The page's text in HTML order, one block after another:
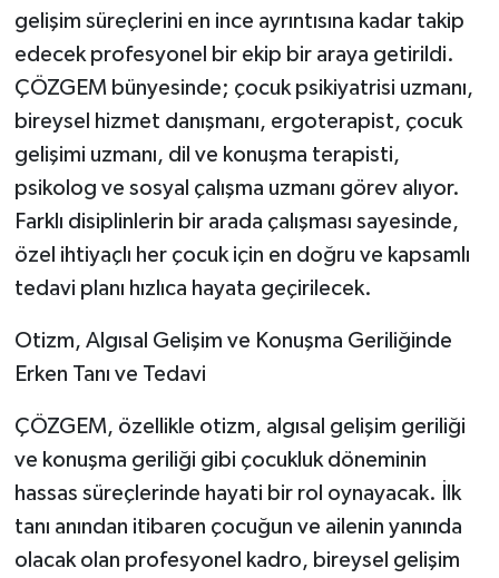
gelişim süreçlerini en ince ayrıntısına kadar takip
edecek profesyonel bir ekip bir araya getirildi.
ÇÖZGEM bünyesinde; çocuk psikiyatrisi uzmanı,
bireysel hizmet danışmanı, ergoterapist, çocuk
gelişimi uzmanı, dil ve konuşma terapisti,
psikolog ve sosyal çalışma uzmanı görev alıyor.
Farklı disiplinlerin bir arada çalışması sayesinde,
özel ihtiyaçlı her çocuk için en doğru ve kapsamlı
tedavi planı hızlıca hayata geçirilecek.
Otizm, Algısal Gelişim ve Konuşma Geriliğinde
Erken Tanı ve Tedavi
ÇÖZGEM, özellikle otizm, algısal gelişim geriliği
ve konuşma geriliği gibi çocukluk döneminin
hassas süreçlerinde hayati bir rol oynayacak. İlk
tanı anından itibaren çocuğun ve ailenin yanında
olacak olan profesyonel kadro, bireysel gelişim